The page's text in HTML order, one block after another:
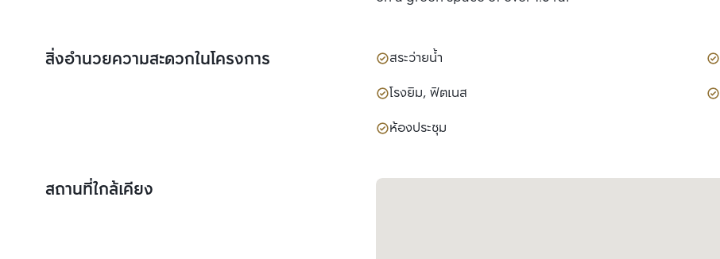
สิ่งอำนวยความสะดวกในโครงการ สระว่ายน้ำ
โรงยิม, ฟิตเนส
ห้องประชุม
สถานที่ใกล้เคียง